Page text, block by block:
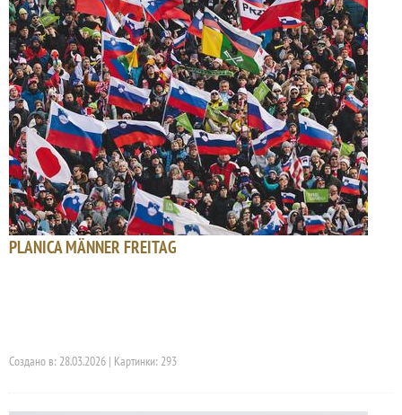
PLANICA MÄNNER FREITAG
Создано в: 28.03.2026 | Картинки: 293